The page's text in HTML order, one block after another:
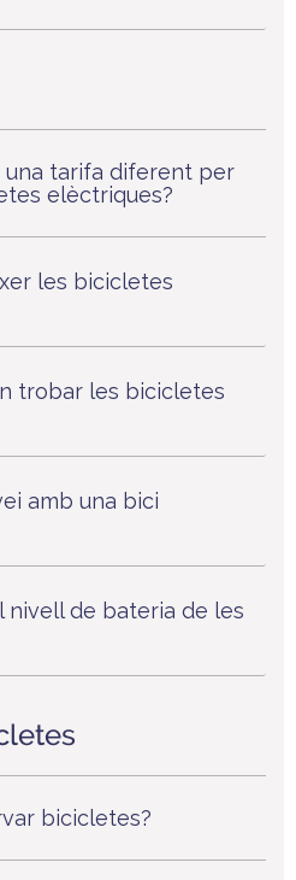
tarifa diferent per
elèctriques?
les bicicletes
trobar les bicicletes
amb una bici
nivell de bateria de les
bicicletes?